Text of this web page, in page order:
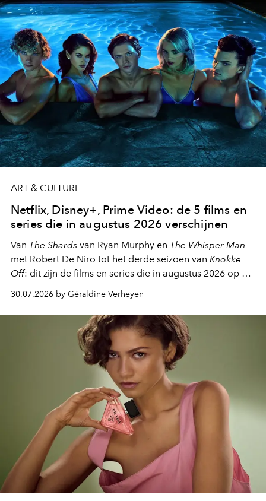
moment van verwondering.
ART & CULTURE
Netflix, Disney+, Prime Video: de 5 films en
series die in augustus 2026 verschijnen
Van The Shards van Ryan Murphy en The Whisper Man
met Robert De Niro tot het derde seizoen van Knokke
Off: dit zijn de films en series die in augustus 2026 op de
streamingplatformen verschijnen.
30.07.2026 by Géraldine Verheyen